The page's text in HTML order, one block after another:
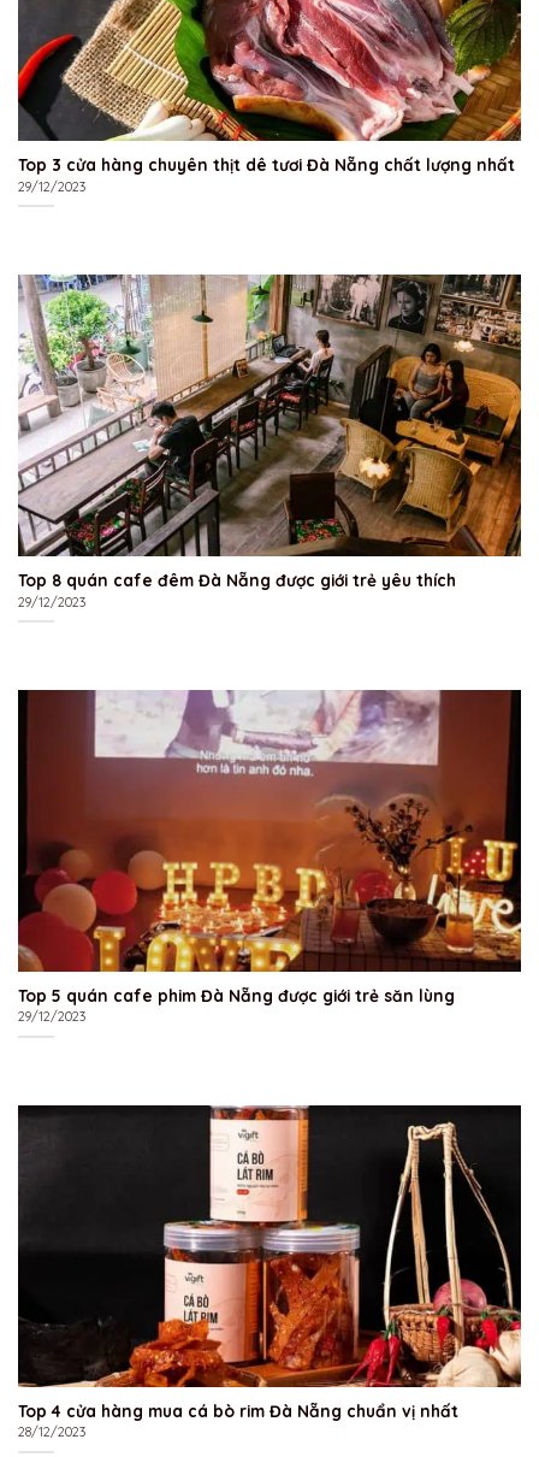
Top 3 cửa hàng chuyên thịt dê tươi Đà Nẵng chất lượng nhất
29/12/2023
Top 8 quán cafe đêm Đà Nẵng được giới trẻ yêu thích
29/12/2023
Top 5 quán cafe phim Đà Nẵng được giới trẻ săn lùng
29/12/2023
Top 4 cửa hàng mua cá bò rim Đà Nẵng chuẩn vị nhất
28/12/2023